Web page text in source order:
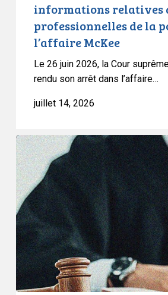
professionnelles
police
dans
McKee
informations relatives
professionnelles de la
l’affaire McKee
Le 26 juin 2026, la Cour
rendu son arrêt dans l’affaire…
juillet 14, 2026
L’ACLC
témoigne
devant
le
Sénat
au
sujet
du
projet
de